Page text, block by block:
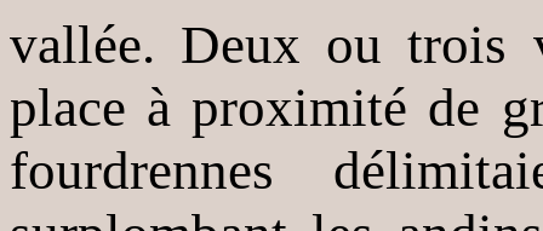
vallée. Deux ou trois
place à proximité de
fourdrennes